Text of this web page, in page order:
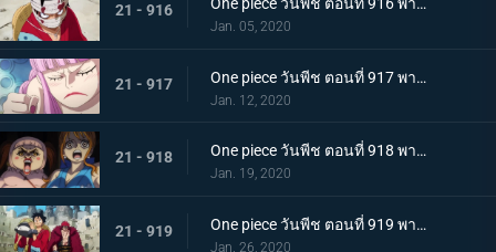
21 - 916
Jan. 05, 2020
21 - 917 One piece วันพีช ตอนที่ 917 พากย์ไทย ดินแดนศักดิ์สิทธิ์สั่นคลอน หนวดดำ 1 ใน 4 จักรพรรดิผู้ไม่เกรงกลัวใคร
Jan. 12, 2020
21 - 918 One piece วันพีช ตอนที่ 918 พากย์ไทย เริ่มดำเนินการ แผนการใหญ่โค่นล้มไคโด!
Jan. 19, 2020
21 - 919 One piece วันพีช ตอนที่ 919 พากย์ไทย ความโกลาหล! นักโทษลูฟี่กับคิด!
Jan. 26, 2020